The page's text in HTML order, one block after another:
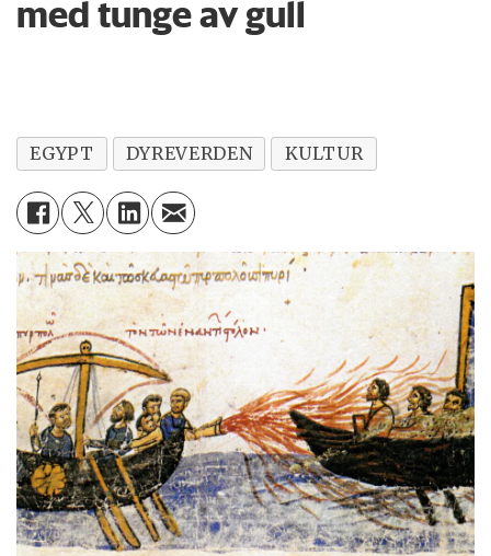
med tunge av gull
EGYPT DYREVERDEN KULTUR